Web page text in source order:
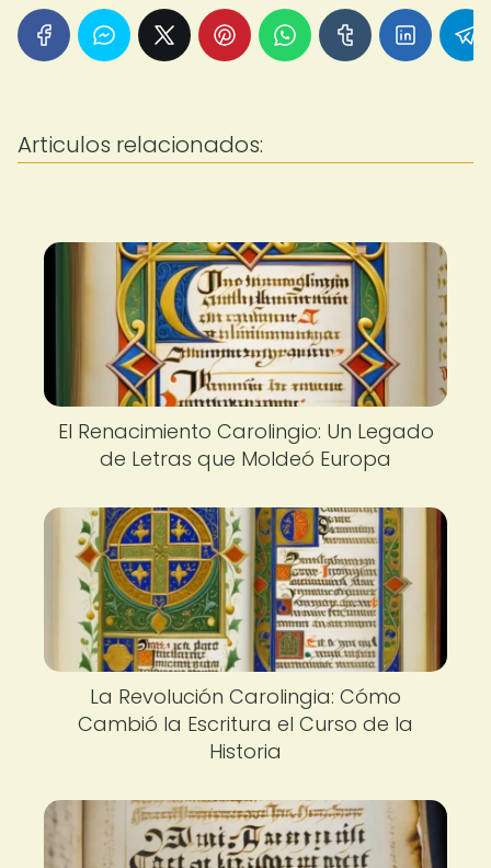
Articulos relacionados:
El Renacimiento Carolingio: Un Legado
de Letras que Moldeó Europa
La Revolución Carolingia: Cómo
Cambió la Escritura el Curso de la
Historia